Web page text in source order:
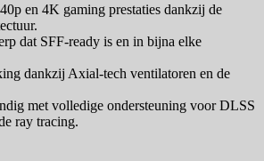
en 4K gaming prestaties dankzij de
dat SFF-ready is en in bijna elke
dankzij Axial-tech ventilatoren en de
met volledige ondersteuning voor DLSS
ray tracing.